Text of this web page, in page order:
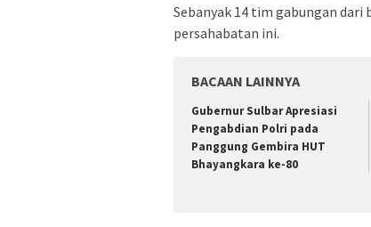
Sebanyak 14 tim gabungan
persahabatan ini.
BACAAN LAINNYA
Gubernur Sulbar Apresiasi
Pengabdian Polri pada
Panggung Gembira HUT
Bhayangkara ke-80